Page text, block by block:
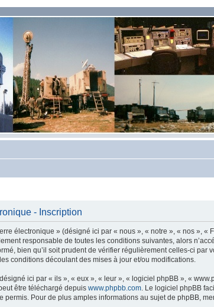
- Inscription
électronique » (désigné ici par « nous », « notre », « nos »,
responsable de toutes les conditions suivantes, alors
bien qu’il soit prudent de vérifier régulièrement celles-ci
conditions découlant des mises à jour et/ou modifications.
ici par « ils », « eux », « leur », « logiciel phpBB », «
être téléchargé depuis www.phpbb.com . Le logiciel phpBB
permis. Pour de plus amples informations au sujet de phpBB,